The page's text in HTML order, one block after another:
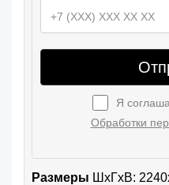
Я
Обработки
Размеры ШxГхВ: